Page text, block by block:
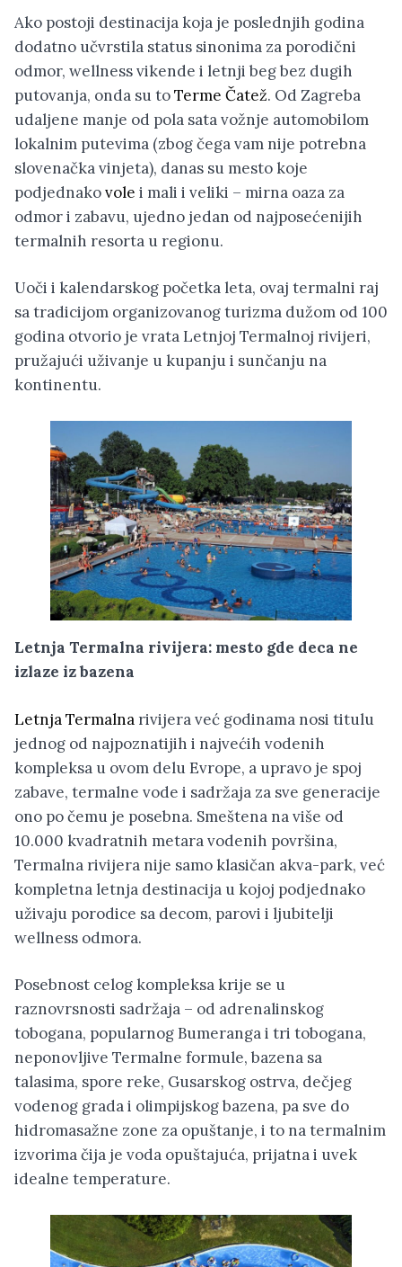
Ako postoji destinacija koja je poslednjih godina
dodatno učvrstila status sinonima za porodični
odmor, wellness vikende i letnji beg bez dugih
putovanja, onda su toTerme Čatež. Od Zagreba
udaljene manje od pola sata vožnje automobilom
lokalnim putevima (zbog čega vam nije potrebna
slovenačka vinjeta), danas su mesto koje
podjednakovole i mali i veliki – mirna oaza za
odmor i zabavu, ujedno jedan od najposećenijih
termalnih resorta u regionu.
Uoči i kalendarskog početka leta, ovaj termalni raj
sa tradicijom organizovanog turizma dužom od 100
godina otvorio je vrata Letnjoj Termalnoj rivijeri,
pružajući uživanje u kupanju i sunčanju na
kontinentu.
Letnja Termalna rivijera: mesto gde deca ne
izlaze iz bazena
Letnja Termalna rivijera već godinama nosi titulu
jednog od najpoznatijih i najvećih vodenih
kompleksa u ovom delu Evrope, a upravo je spoj
zabave, termalne vode i sadržaja za sve generacije
ono po čemu je posebna. Smeštena na više od
10.000 kvadratnih metara vodenih površina,
Termalna rivijera nije samo klasičan akva-park, već
kompletna letnja destinacija u kojoj podjednako
uživaju porodice sa decom, parovi i ljubitelji
wellness odmora.
Posebnost celog kompleksa krije se u
raznovrsnosti sadržaja – od adrenalinskog
tobogana, popularnog Bumeranga i tri tobogana,
neponovljive Termalne formule, bazena sa
talasima, spore reke, Gusarskog ostrva, dečjeg
vodenog grada i olimpijskog bazena, pa sve do
hidromasažne zone za opuštanje, i to na termalnim
izvorima čija je voda opuštajuća, prijatna i uvek
idealne temperature.